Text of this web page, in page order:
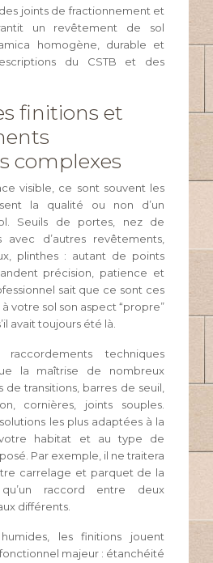
joints de fractionnement et
un revêtement de sol
homogène, durable et
du CSTB et des
finitions et
complexes
visible, ce sont souvent les
la qualité ou non d’un
Seuils de portes, nez de
avec d’autres revêtements,
plinthes : autant de points
précision, patience et
sait que ce sont ces
votre sol son aspect “propre”
avait toujours été là.
techniques
la maîtrise de nombreux
de transitions, barres de seuil,
cornières, joints souples.
les plus adaptées à la
habitat et au type de
Par exemple, il ne traitera
carrelage et parquet de la
raccord entre deux
différents.
les finitions jouent
majeur : étanchéité